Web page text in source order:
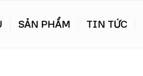
SẢN PHẨM TIN TỨC